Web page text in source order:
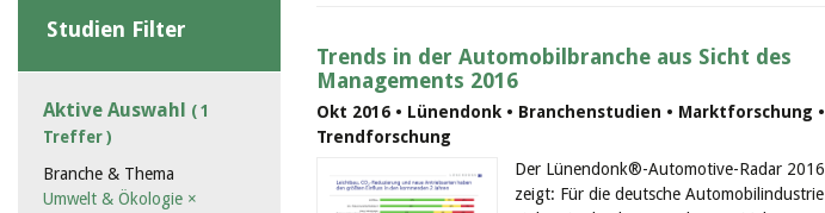
Trends in der Automobilbranche aus Sicht des
Managements 2016
Okt 2016 • Lünendonk • Branchenstudien • Marktforschung •
Trendforschung
Der Lünendonk®-Automotive-Radar 2016
zeigt: Für die deutsche Automobilindustrie
Studien Filter
Aktive Auswahl ( 1
Treffer )
Branche & Thema
Umwelt & Ökologie ×